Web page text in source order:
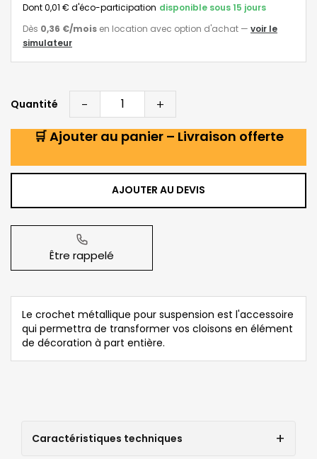
Dont 0,01 € d'éco-participation disponible sous 15 jours
Dès 0,36 €/mois en location avec option d'achat — voir le
simulateur
Quantité -
+
🛒 Ajouter au panier – Livraison offerte
AJOUTER AU DEVIS
Être rappelé
Le crochet métallique pour suspension est l'accessoire
qui permettra de transformer vos cloisons en élément
de décoration à part entière.
Caractéristiques techniques